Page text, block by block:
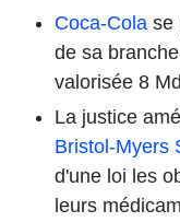
Coca-Cola se
de sa
valorisée 8
La justice
Bristol-Myers
d'une loi les
leurs